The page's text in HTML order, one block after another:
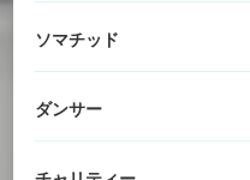
ソマチッド
ダンサー